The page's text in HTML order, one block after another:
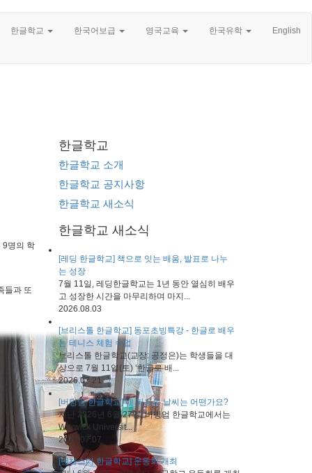
한글학교 한국어보급 영국교육 한국유학 English
9명의 학
들과 또
한글학교
한글학교 소개
한글학교 공지사항
한글학교 새소식
한글학교 새소식
[레딩 한글학교] 책으로 잇는 배움, 발표로 나누
는 성장
7월 11일, 레딩한글학교는 1년 동안 열심히 배우
고 성장한 시간을 마무리하며 마지...
2026.08.03
[브리스톨 한글학교] 동포초빙특강 - 한글로 배우
는 테니스 체험 수업
브리스톨 한글학교(교장: 공정은)는 학생들을 대
상으로 7월 11일(토) ‘한글로 배...
2026.07.21
[버밍엄 한글학교] 내 마음의 날씨는 어떤가요?
지난 2026년 6월 27일, 버밍엄 한글학교에서는
Warwick Universit...
2026.07.07
[맨체스터 한글학교] 운동회 개최